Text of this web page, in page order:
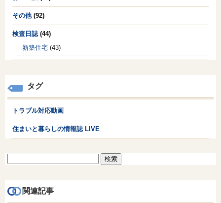
その他(92)
検査日誌 (44)
新築住宅 (43)
タグ
トラブル対応動画
住まいと暮らしの情報誌 LIVE
関連記事